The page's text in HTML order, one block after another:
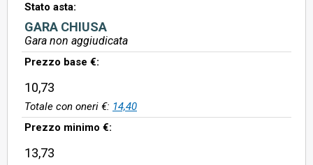
Stato asta:
GARA CHIUSA
Gara non aggiudicata
Prezzo base €:
10,73
Totale con oneri €: 14,40
Prezzo minimo €:
13,73